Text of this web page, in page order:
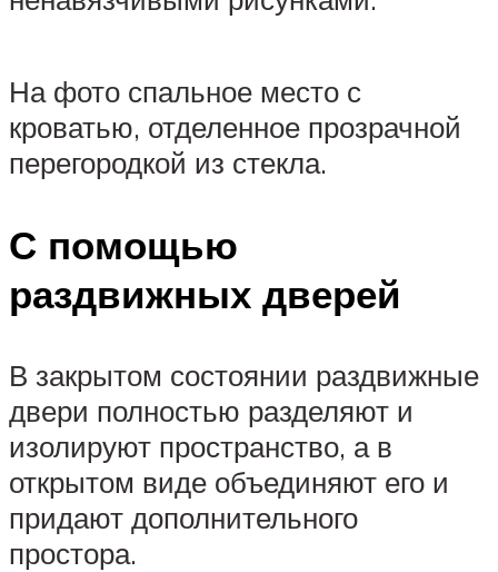
На фото спальное место с
кроватью, отделенное прозрачной
перегородкой из стекла.
С помощью
раздвижных дверей
В закрытом состоянии раздвижные
двери полностью разделяют и
изолируют пространство, а в
открытом виде объединяют его и
придают дополнительного
простора.